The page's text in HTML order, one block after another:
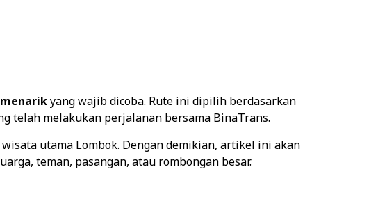
yang wajib dicoba. Rute ini dipilih berdasarkan
telah melakukan perjalanan bersama BinaTrans.
utama Lombok. Dengan demikian, artikel ini akan
teman, pasangan, atau rombongan besar.